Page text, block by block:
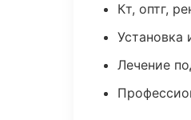
Кт, оптг,
Установка
Лечение